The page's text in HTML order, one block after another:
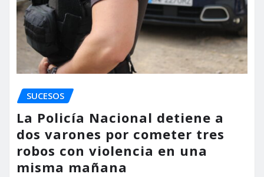
SUCESOS
La Policía Nacional detiene a
dos varones por cometer tres
robos con violencia en una
misma mañana